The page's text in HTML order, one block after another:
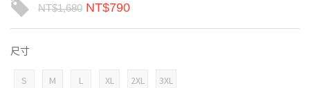
NT$1,680 NT$790
尺寸
S M L XL 2XL 3XL